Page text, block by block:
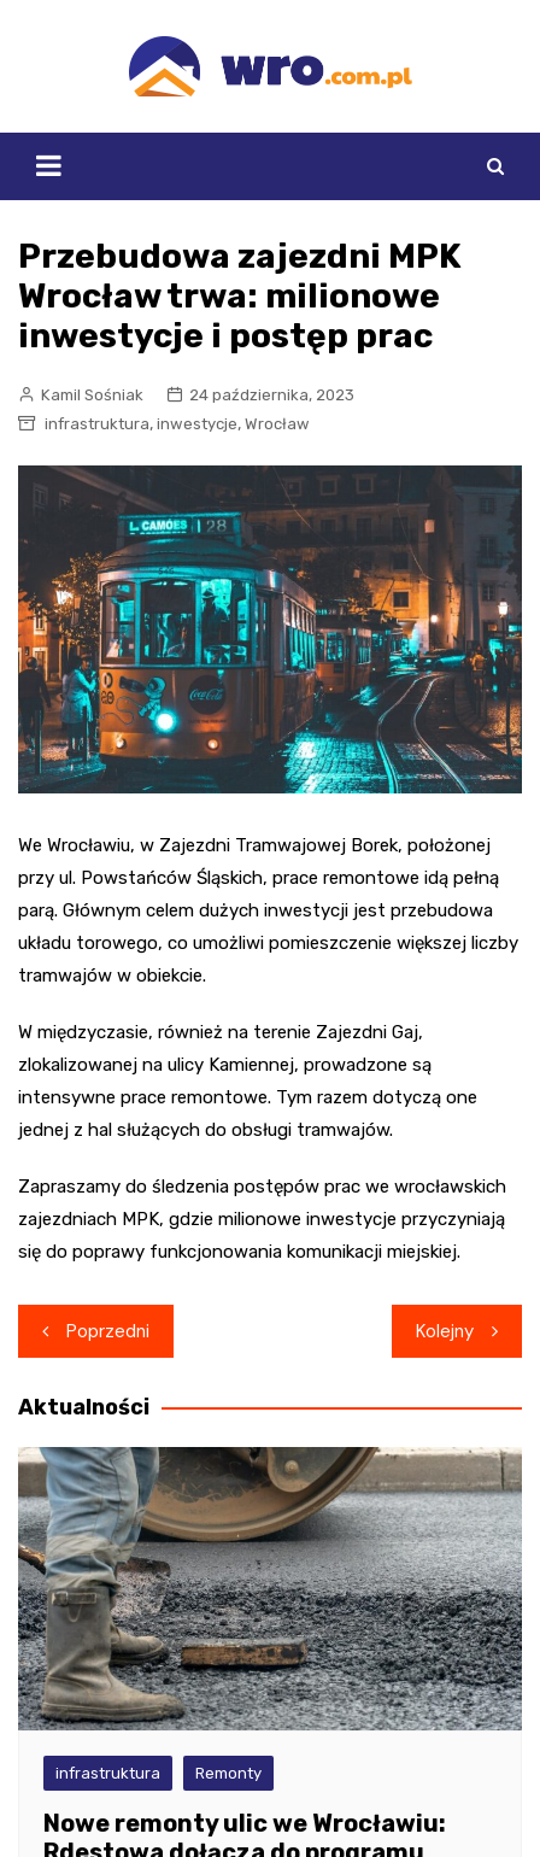
Przebudowa zajezdni MPK
Wrocław trwa: milionowe
inwestycje i postęp prac
Kamil Sośniak
24 października, 2023
infrastruktura, inwestycje, Wrocław
We Wrocławiu, w Zajezdni Tramwajowej Borek, położonej
przy ul. Powstańców Śląskich, prace remontowe idą pełną
parą. Głównym celem dużych inwestycji jest przebudowa
układu torowego, co umożliwi pomieszczenie większej liczby
tramwajów w obiekcie.
W międzyczasie, również na terenie Zajezdni Gaj,
zlokalizowanej na ulicy Kamiennej, prowadzone są
intensywne prace remontowe. Tym razem dotyczą one
jednej z hal służących do obsługi tramwajów.
Zapraszamy do śledzenia postępów prac we wrocławskich
zajezdniach MPK, gdzie milionowe inwestycje przyczyniają
się do poprawy funkcjonowania komunikacji miejskiej.
Nawigacja
wpisu
Poprzedni Kolejny
Aktualności
infrastruktura Remonty
Nowe remonty ulic we Wrocławiu: